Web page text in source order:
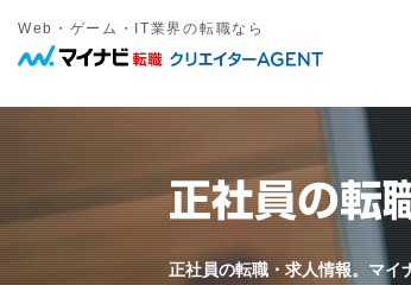
Web・ゲーム・IT業界の転職なら
正社員の転
正社員の転職・求人情報。マイ
職種
Web系
Webプロデューサー Webデ
Webコーダー Webプ
Webライター ECサイ
モバイル制作 映像ク
年収
勤務地
東京都近郊 愛知県近郊
雇用形態
正社員 契約社員
キーワード
募集要項に関するキーワード
業界未
新卒歓迎 第二新
年齢不問 採用枠5
フレックス勤務 完全週
フリーワード
職種名・勤務地・仕事内容などを入力してくださ
すべてのワードを含む いずれかのワードを含